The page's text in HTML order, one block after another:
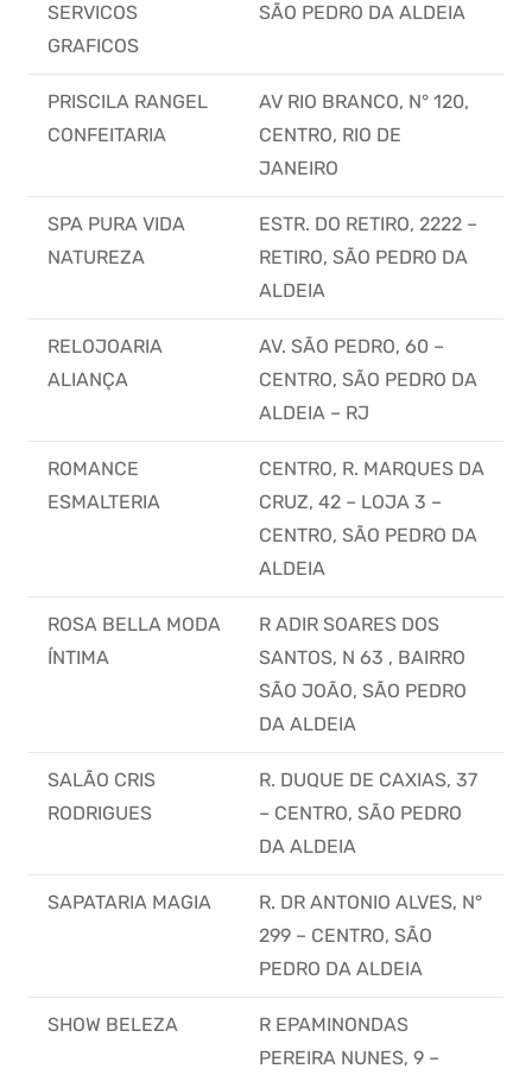
SERVICOS
GRAFICOS
SÃO PEDRO DA ALDEIA
PRISCILA RANGEL
CONFEITARIA
AV RIO BRANCO, N° 120,
CENTRO, RIO DE
JANEIRO
SPA PURA VIDA
NATUREZA
ESTR. DO RETIRO, 2222 –
RETIRO, SÃO PEDRO DA
ALDEIA
RELOJOARIA
ALIANÇA
AV. SÃO PEDRO, 60 –
CENTRO, SÃO PEDRO DA
ALDEIA – RJ
ROMANCE
ESMALTERIA
CENTRO, R. MARQUES DA
CRUZ, 42 – LOJA 3 –
CENTRO, SÃO PEDRO DA
ALDEIA
ROSA BELLA MODA
ÍNTIMA
R ADIR SOARES DOS
SANTOS, N 63 , BAIRRO
SÃO JOÃO, SÃO PEDRO
DA ALDEIA
SALÃO CRIS
RODRIGUES
R. DUQUE DE CAXIAS, 37
– CENTRO, SÃO PEDRO
DA ALDEIA
SAPATARIA MAGIA
R. DR ANTONIO ALVES, N°
299 – CENTRO, SÃO
PEDRO DA ALDEIA
SHOW BELEZA
R EPAMINONDAS
PEREIRA NUNES, 9 –